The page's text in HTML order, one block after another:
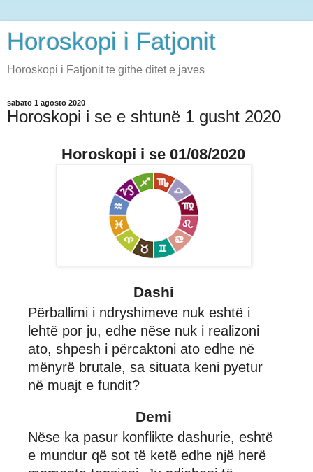
Horoskopi i Fatjonit
Horoskopi i Fatjonit te githe ditet e javes
sabato 1 agosto 2020
Horoskopi i se e shtunë 1 gusht 2020
Horoskopi i se 01/08/2020
Dashi
Përballimi i ndryshimeve nuk eshtë i
lehtë por ju, edhe nëse nuk i realizoni
ato, shpesh i përcaktoni ato edhe në
mënyrë brutale, sa situata keni pyetur
në muajt e fundit?
Demi
Nëse ka pasur konflikte dashurie, eshtë
e mundur që sot të ketë edhe një herë